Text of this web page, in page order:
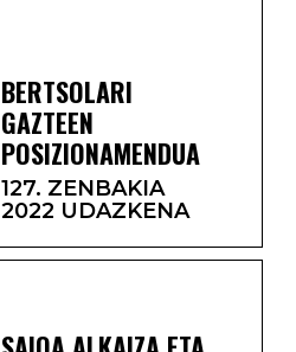
BERTSOLARI
GAZTEEN
POSIZIONAMENDUA
127. ZENBAKIA
2022 UDAZKENA